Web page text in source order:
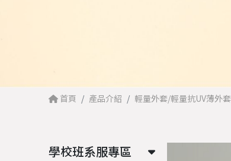
首頁 產品介紹 輕量外套/輕量抗UV薄外套
學校班系服專區